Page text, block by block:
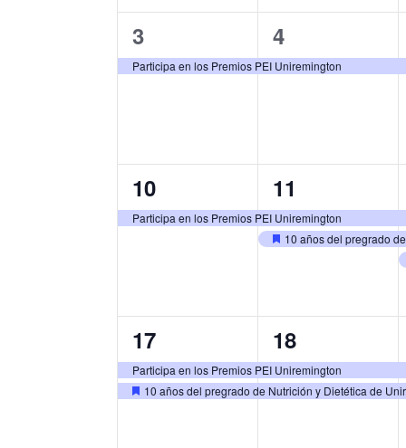
1
evento,
3
Participa en los Premios PEI Uniremington
1
evento,
4
1
evento,
10
Participa en los Premios PEI Uniremington
2
eventos,
11
Destacado
10 años del pregrado
2
eventos,
17
Participa en los Premios PEI Uniremington
Destacado
10 años del pregrado de Nutrición y Dietética de
2
eventos,
18